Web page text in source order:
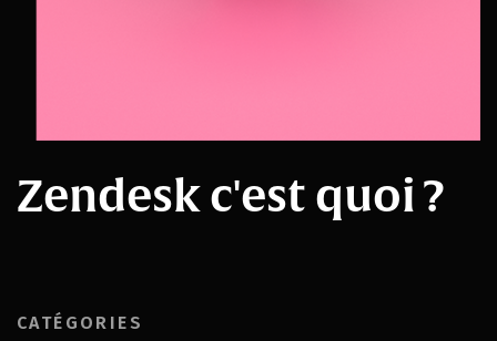
Zendesk c'est quoi ?
CATÉGORIES